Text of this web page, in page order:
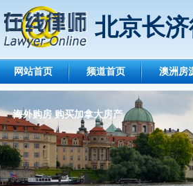
北京长
网站首页 频道首页 澳洲房
海外购房 购买加拿大房产
海外房源 购买加拿大多伦多房产